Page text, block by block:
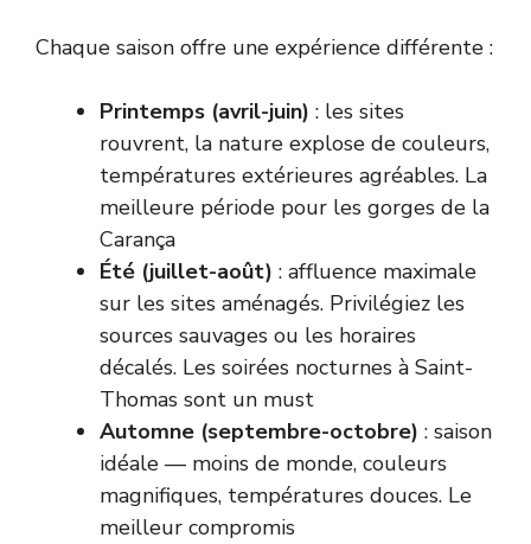
Chaque saison offre une expérience différente :
Printemps (avril-juin) : les sites
rouvrent, la nature explose de couleurs,
températures extérieures agréables. La
meilleure période pour les gorges de la
Carança
Été (juillet-août) : affluence maximale
sur les sites aménagés. Privilégiez les
sources sauvages ou les horaires
décalés. Les soirées nocturnes à Saint-
Thomas sont un must
Automne (septembre-octobre) : saison
idéale — moins de monde, couleurs
magnifiques, températures douces. Le
meilleur compromis